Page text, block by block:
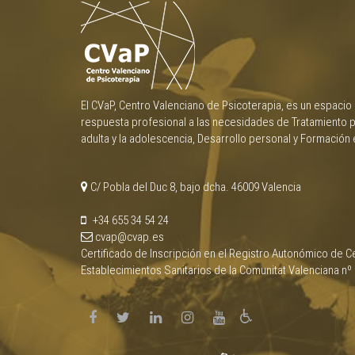
El CVaP, Centro Valenciano de Psicoterapia, es un
respuesta profesional a las necesidades de Tratamiento
adulta y la adolescencia, Desarrollo personal y
C/ Pobla del Duc 8, bajo dcha. 46009 Valencia
+34 655 34 54 24
cvap@cvap.es
Certificado de Inscripción en el Registro Autonómico de
Establecimientos Sanitarios de la Comunitat Valenciana nº